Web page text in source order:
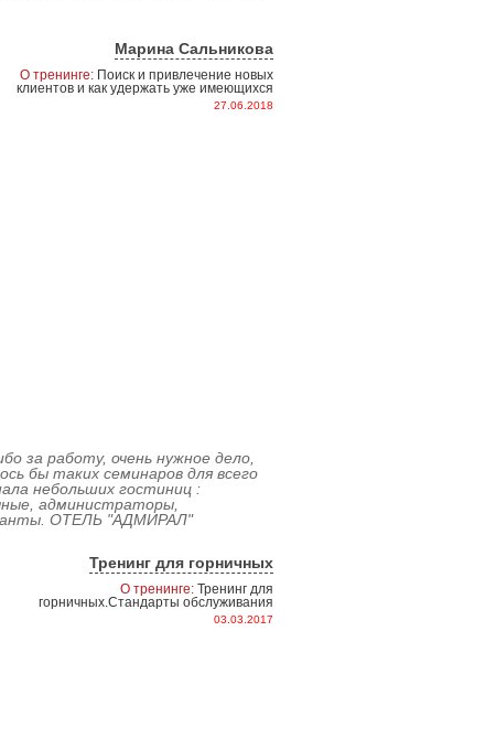
Марина Сальникова
О тренинге:Поиск и привлечение новых
клиентов и как удержать уже имеющихся
27.06.2018
за работу, очень нужное дело,
бы таких семинаров для всего
небольших гостиниц :
администраторы,
ОТЕЛЬ "АДМИРАЛ"
Тренинг для горничных
О тренинге:Тренинг для
горничных.Стандарты обслуживания
03.03.2017